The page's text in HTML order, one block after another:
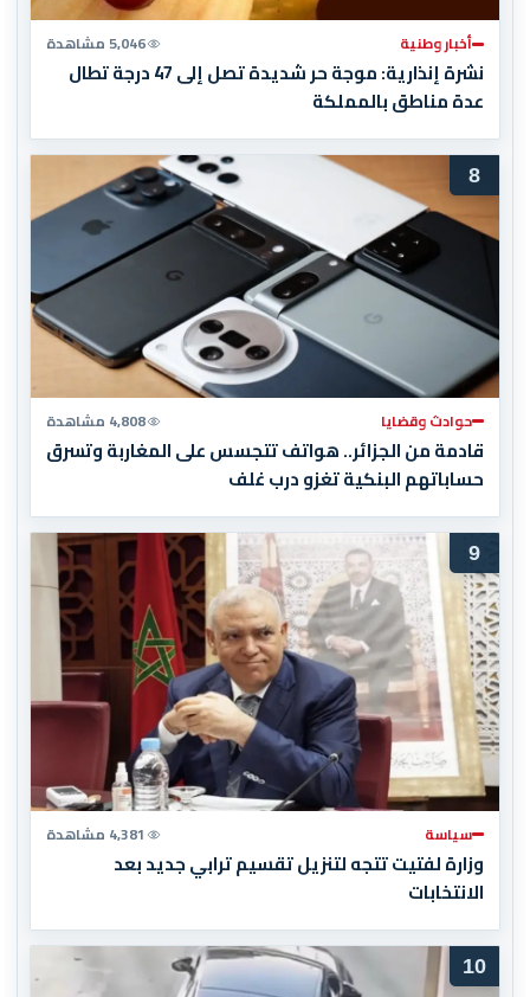
أخبار وطنية 5,046 مشاهدة
نشرة إنذارية: موجة حر شديدة تصل إلى 47 درجة تطال
عدة مناطق بالمملكة
8
حوادث وقضايا 4,808 مشاهدة
قادمة من الجزائر.. هواتف تتجسس على المغاربة وتسرق
حساباتهم البنكية تغزو درب غلف
9
سياسة 4,381 مشاهدة
وزارة لفتيت تتجه لتنزيل تقسيم ترابي جديد بعد
الانتخابات
10